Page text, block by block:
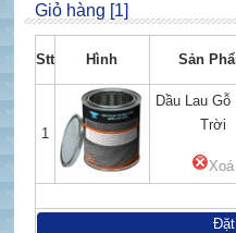
Giỏ hàng [1]
Stt Hình Sản
1
Dầu Lau Gỗ
Trời
Xoá
Đặt